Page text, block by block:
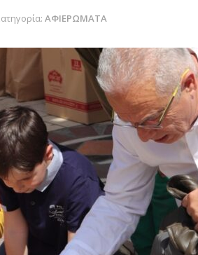
ΑΦΙΕΡΩΜΑΤΑ